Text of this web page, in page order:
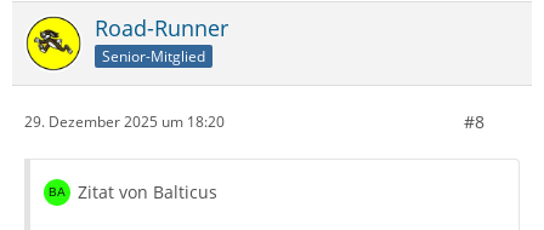
Road-Runner
Senior-Mitglied
29. Dezember 2025 um 18:20 #8
Zitat von Balticus